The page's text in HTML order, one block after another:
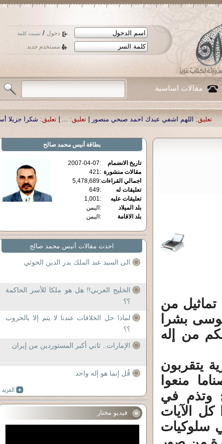
دخول / نسيت كلمة
مستخدم جديد
مقالات اساسية
عبدك احمد صبحي منصور|تعليق: ...
|تعليق: شكرا جزيلا أستاذ حمد الحمد
تماثيل من
بشرا
من إله
يتقربون
منعوا
وتذم في
كل الآيات
سلوكيات
بطاقة أنيس محمد صالح
تاريخ الانضمام :
2007-04-07
مقالات منشورة :
421
اجمالي القراءات:
5,478,689
تعليقات له
:
649
تعليقات عليه
:
1,001
بلد الميلاد
: اليمن
بلد الاقامة
: اليمن
احدث مقالات أنيس محمد صالح
الى السيد عبد الملك بدر الدين الحوثي
الخليج العربي!! هل هو ملكا للأسر الحاكمة
؟؟
لماذا حل الخلافات عندنا لا يتم إلا بالحروب
؟؟
الإمارات.. ثاني أكبر المستوردين من إيران
قُل إنما هو إله واحد
فيديو مختار